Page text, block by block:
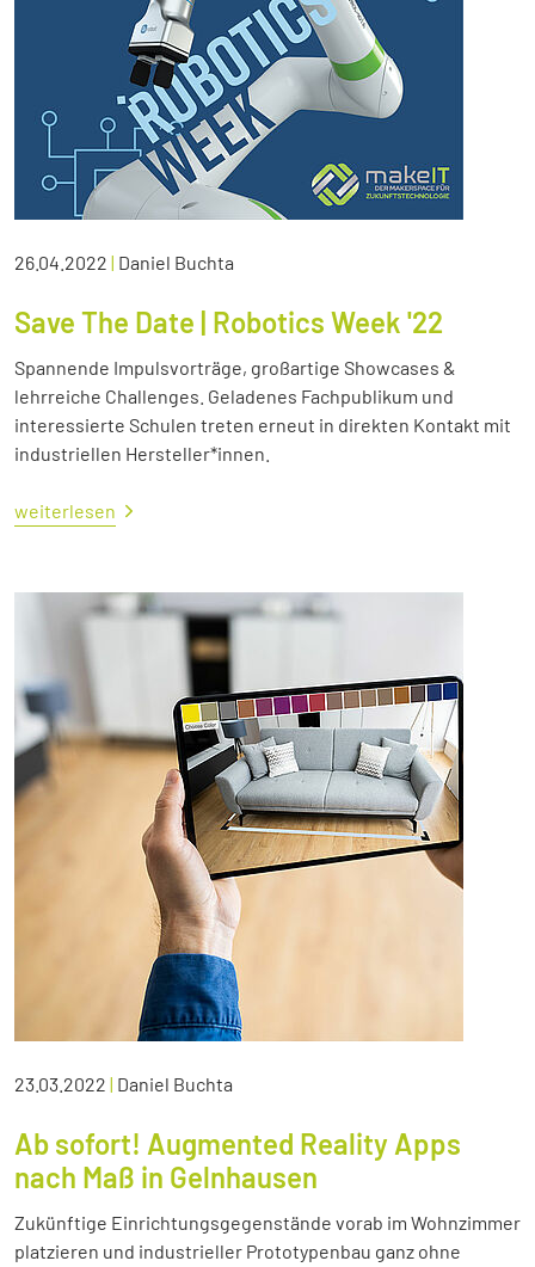
26.04.2022 | Daniel Buchta
Save The Date | Robotics Week '22
Spannende Impulsvorträge, großartige Showcases &
lehrreiche Challenges. Geladenes Fachpublikum und
interessierte Schulen treten erneut in direkten Kontakt mit
industriellen Hersteller*innen.
weiterlesen
23.03.2022 | Daniel Buchta
Ab sofort! Augmented Reality Apps
nach Maß in Gelnhausen
Zukünftige Einrichtungsgegenstände vorab im Wohnzimmer
platzieren und industrieller Prototypenbau ganz ohne